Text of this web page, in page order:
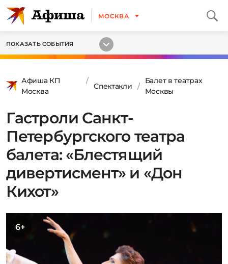
МОСКВА
ПОКАЗАТЬ СОБЫТИЯ
Афиша КП
Москва
Спектакли
Балет в театрах
Москвы
Гастроли Санкт-
Петербургского театра
балета: «Блестящий
дивертисмент» и «Дон
Кихот»
6+